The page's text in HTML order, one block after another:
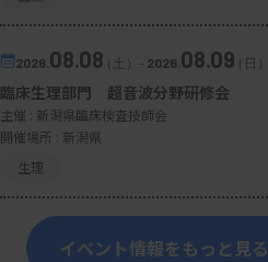
2026. 08.08（土） - 2026. 08.09 （日）
臨床生理部門 超音波分野研修会
主催 : 新潟県臨床検査技師会
開催場所 : 新潟県
生理
イベント情報をもっと見る